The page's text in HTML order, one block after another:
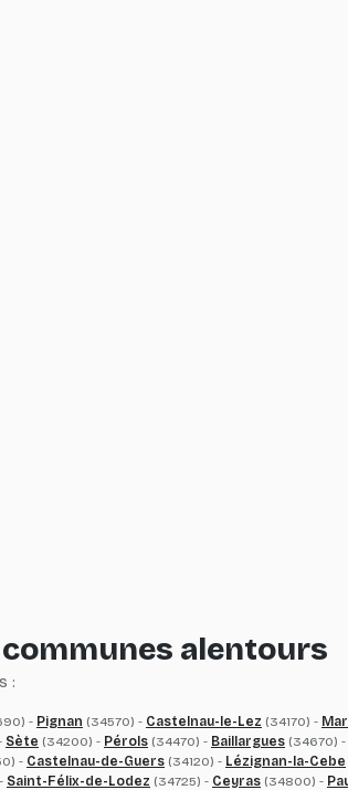
alentours
:
- Pignan (34570) - Castelnau-le-Lez (34170) -
Sète (34200) - Pérols (34470) - Baillargues (34670) -
- Castelnau-de-Guers (34120) - Lézignan-la-Cebe
Saint-Félix-de-Lodez (34725) - Ceyras (34800) -